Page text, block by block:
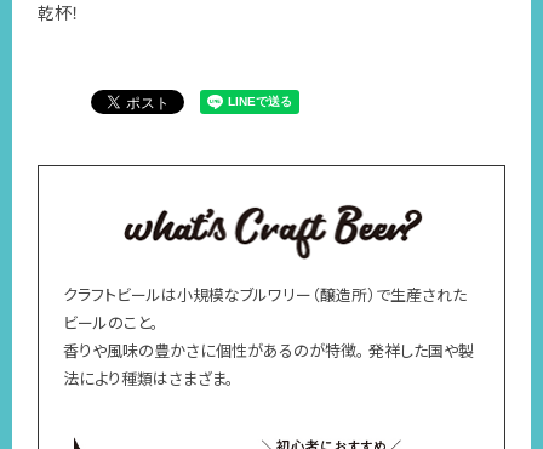
乾杯！
クラフトビールは小規模なブルワリー（醸造所）で生産された
ビールのこと。
香りや風味の豊かさに個性があるのが特徴。 発祥した国や製
法により種類はさまざま。